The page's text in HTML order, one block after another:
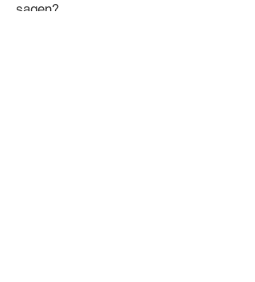
sagen?